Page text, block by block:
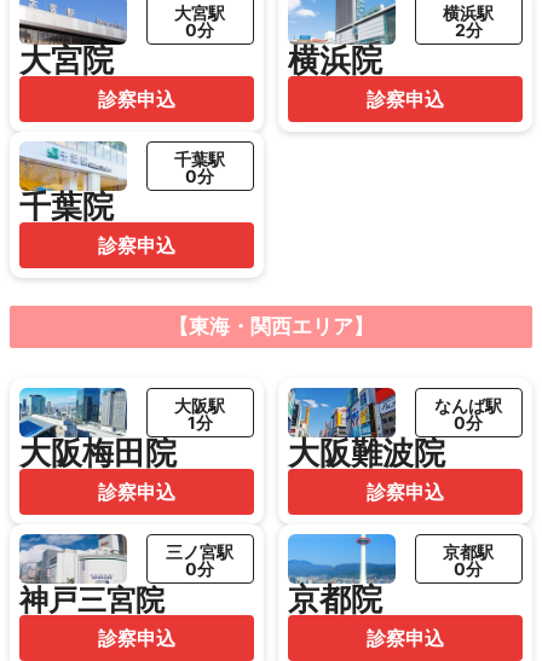
大宮院
大宮駅
0分
診察申込
横浜院
横浜駅
2分
診察申込
千葉院
千葉駅
0分
診察申込
【東海・関西エリア】
大阪梅田院
大阪駅
1分
診察申込
大阪難波院
なんば駅
0分
診察申込
神戸三宮院
三ノ宮駅
0分
診察申込
京都院
京都駅
0分
診察申込